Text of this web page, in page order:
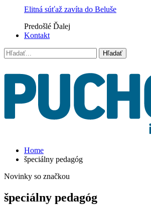
Elitná súťaž zavíta do Beluše
Predošlé Ďalej
Kontakt
Home
špeciálny pedagóg
Novinky so značkou
špeciálny pedagóg